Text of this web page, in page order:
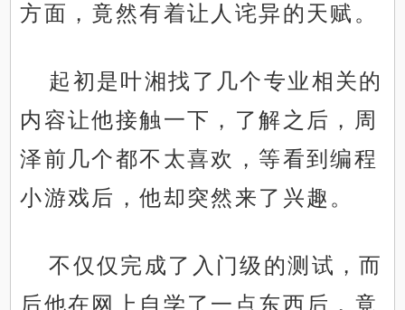
方面，竟然有着让人诧异的天赋。
起初是叶湘找了几个专业相关的
内容让他接触一下，了解之后，周
泽前几个都不太喜欢，等看到编程
小游戏后，他却突然来了兴趣。
不仅仅完成了入门级的测试，而
后他在网上自学了一点东西后，竟